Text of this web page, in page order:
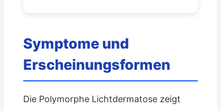
Symptome und
Erscheinungsformen
Die Polymorphe Lichtdermatose zeigt